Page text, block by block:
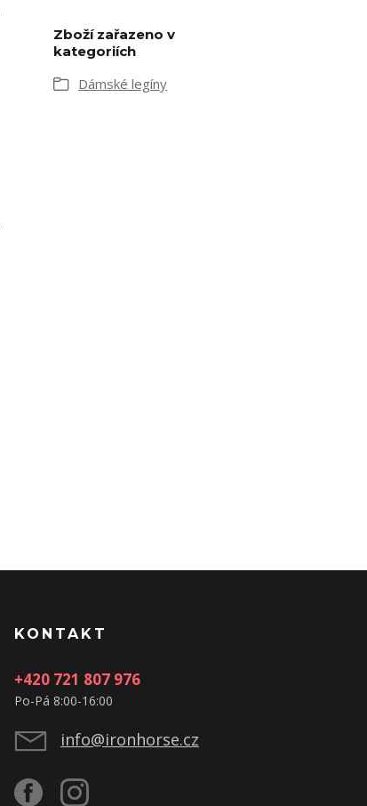
Zboží zařazeno v
kategoriích
Dámské legíny
KONTAKT
+420 721 807 976
Po-Pá 8:00-16:00
info@ironhorse.cz